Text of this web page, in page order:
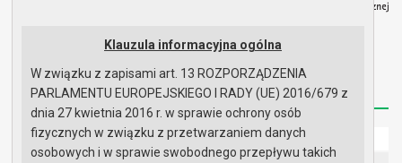
Redakcja Instrukcja korzystania Dostępność
Strona główna
Klauzula informacyjna ogólna
W związku z zapisami art. 13 ROZPORZĄDZENIA
PARLAMENTU EUROPEJSKIEGO I RADY (UE) 2016/679 z
dnia 27 kwietnia 2016 r. w sprawie ochrony osób
fizycznych w związku z przetwarzaniem danych
osobowych i w sprawie swobodnego przepływu takich